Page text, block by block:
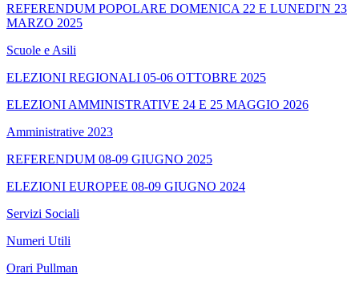
REFERENDUM POPOLARE DOMENICA 22 E LUNEDI'N 23
MARZO 2025
Scuole e Asili
ELEZIONI REGIONALI 05-06 OTTOBRE 2025
ELEZIONI AMMINISTRATIVE 24 E 25 MAGGIO 2026
Amministrative 2023
REFERENDUM 08-09 GIUGNO 2025
ELEZIONI EUROPEE 08-09 GIUGNO 2024
Servizi Sociali
Numeri Utili
Orari Pullman